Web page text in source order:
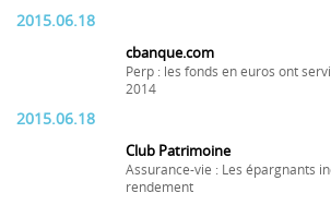
2015.06.18
cbanque.com
Perp : les fonds en euros ont
2014
2015.06.18
Club Patrimoine
Assurance-vie : Les épargnants
rendement